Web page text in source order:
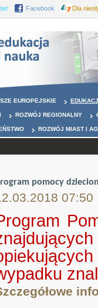
Facebook Dla
EUROPEJSKIE
ROZWÓJ REGIONALNY
ROZWÓJ MIAST I
pomocy
07:50